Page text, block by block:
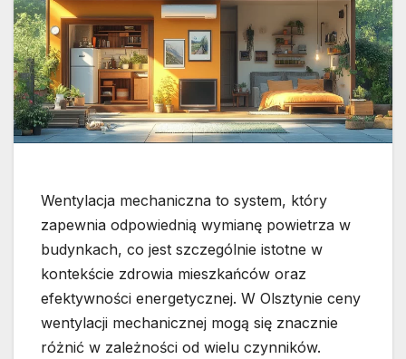
Wentylacja mechaniczna to system, który
zapewnia odpowiednią wymianę powietrza w
budynkach, co jest szczególnie istotne w
kontekście zdrowia mieszkańców oraz
efektywności energetycznej. W Olsztynie ceny
wentylacji mechanicznej mogą się znacznie
różnić w zależności od wielu czynników.